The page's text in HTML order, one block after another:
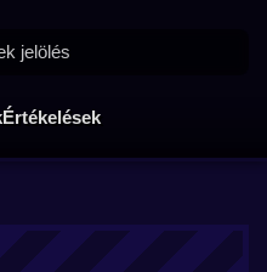
Értékelések
jelölés